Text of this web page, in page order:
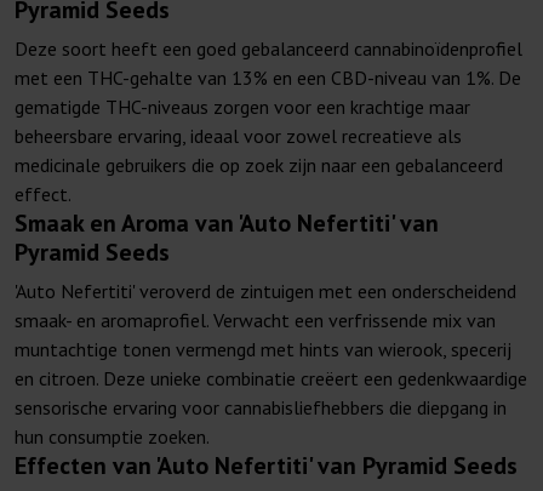
Pyramid Seeds
Deze soort heeft een goed gebalanceerd cannabinoïdenprofiel
met een THC-gehalte van 13% en een CBD-niveau van 1%. De
gematigde THC-niveaus zorgen voor een krachtige maar
beheersbare ervaring, ideaal voor zowel recreatieve als
medicinale gebruikers die op zoek zijn naar een gebalanceerd
effect.
Smaak en Aroma van 'Auto Nefertiti' van
Pyramid Seeds
'Auto Nefertiti' veroverd de zintuigen met een onderscheidend
smaak- en aromaprofiel. Verwacht een verfrissende mix van
muntachtige tonen vermengd met hints van wierook, specerij
en citroen. Deze unieke combinatie creëert een gedenkwaardige
sensorische ervaring voor cannabisliefhebbers die diepgang in
hun consumptie zoeken.
Effecten van 'Auto Nefertiti' van Pyramid Seeds